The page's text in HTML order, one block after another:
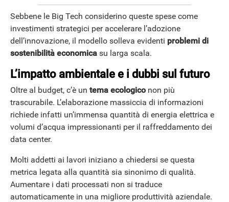
Sebbene le Big Tech considerino queste spese come
investimenti strategici per accelerare l’adozione
dell’innovazione, il modello solleva evidenti problemi di
sostenibilità economica su larga scala.
L’impatto ambientale e i dubbi sul futuro
Oltre al budget, c’è un tema ecologiconon più
trascurabile. L’elaborazione massiccia di informazioni
richiede infatti un’immensa quantità di energia elettrica e
volumi d’acqua impressionanti per il raffreddamento dei
data center.
Molti addetti ai lavori iniziano a chiedersi se questa
metrica legata alla quantità sia sinonimo di qualità.
Aumentare i dati processati non si traduce
automaticamente in una migliore produttività aziendale.